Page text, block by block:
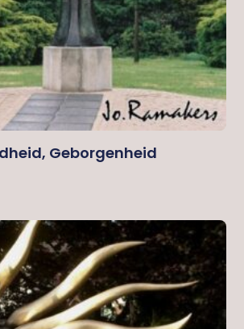
Geborgenheid